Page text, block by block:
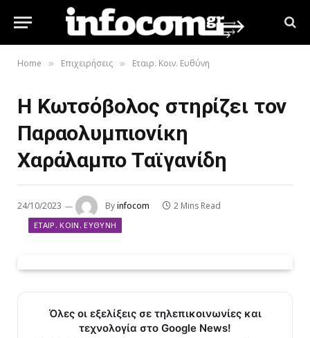
Home » Επιχειρήσεις » Εταιρ. Κοιν. Ευθύνη
H Kωτσόβολος στηρίζει τον
Παραολυμπιονίκη
Χαράλαμπο Ταϊγανίδη
24/10/2023 Byinfocom 2 Mins Read
ΕΤΑΙΡ. ΚΟΙΝ. ΕΥΘΎΝΗ
Όλες οι εξελίξεις σε τηλεπικοινωνίες και
τεχνολογία στο Google News!